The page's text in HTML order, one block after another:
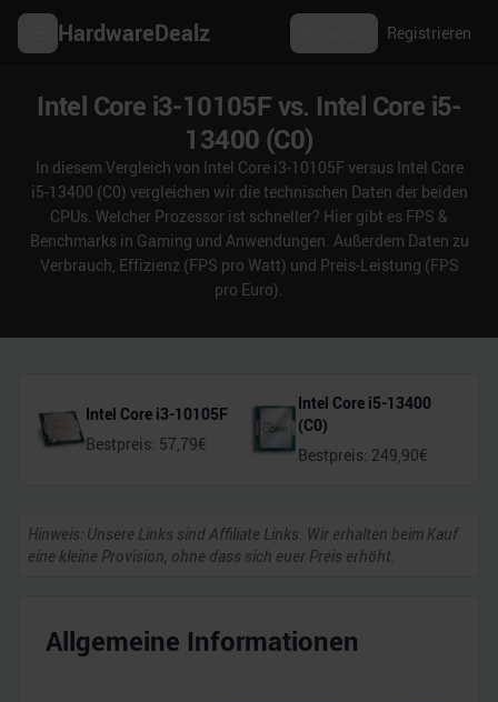
HardwareDealz Registrieren
Intel Core i3-10105F vs. Intel Core i5-
13400 (C0)
In diesem Vergleich von Intel Core i3-10105F versus Intel Core
i5-13400 (C0) vergleichen wir die technischen Daten der beiden
CPUs. Welcher Prozessor ist schneller? Hier gibt es FPS &
Benchmarks in Gaming und Anwendungen. Außerdem Daten zu
Verbrauch, Effizienz (FPS pro Watt) und Preis-Leistung (FPS
pro Euro).
Intel Core i3-10105F
Bestpreis: 57,79€
Intel Core i5-13400
(C0)
Bestpreis: 249,90€
Hinweis: Unsere Links sind Affiliate Links. Wir erhalten beim Kauf
eine kleine Provision, ohne dass sich euer Preis erhöht.
Allgemeine Informationen